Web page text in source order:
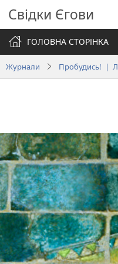
Свідки Єгови
ГОЛОВНА СТОРІНКА
Журнали Пробудись! |